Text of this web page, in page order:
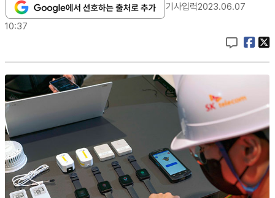
기사입력2023.06.07
10:37